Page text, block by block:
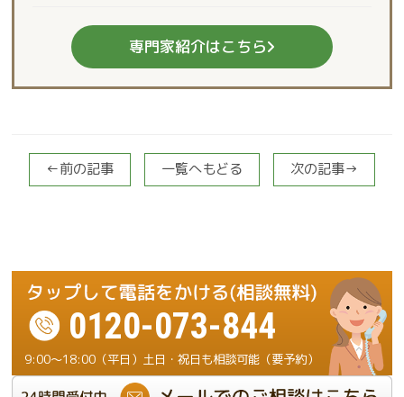
専門家紹介はこちら
←前の記事 一覧へもどる 次の記事→
0120-073-844
9:00～18:00（平日）土日・祝日も相談可能（要予約）